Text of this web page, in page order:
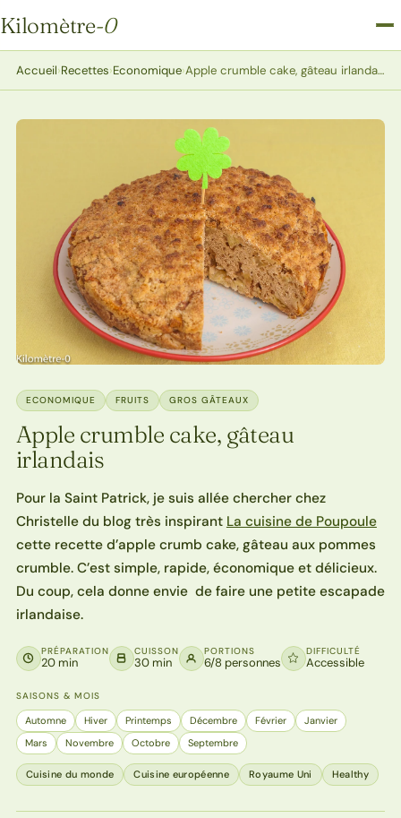
Kilomètre-0
Kilomètre-0
Accueil›Recettes›Economique› Apple crumble cake, gâteau irlandais
ECONOMIQUE FRUITS GROS GÂTEAUX
Apple crumble cake, gâteau
irlandais
Pour la Saint Patrick, je suis allée chercher chez
Christelle du blog très inspirant La cuisine de Poupoule
cette recette d’apple crumb cake, gâteau aux pommes
crumble. C’est simple, rapide, économique et délicieux.
Du coup, cela donne envie de faire une petite escapade
irlandaise.
PRÉPARATION
20 min
CUISSON
30 min
PORTIONS
6/8 personnes
DIFFICULTÉ
Accessible
SAISONS & MOIS
Automne Hiver Printemps Décembre Février
Janvier
Mars
Novembre Octobre Septembre
Cuisine du monde Cuisine européenne Royaume Uni Healthy